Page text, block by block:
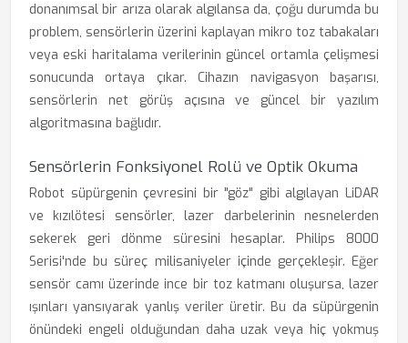
donanımsal bir arıza olarak algılansa da, çoğu durumda bu
problem, sensörlerin üzerini kaplayan mikro toz tabakaları
veya eski haritalama verilerinin güncel ortamla çelişmesi
sonucunda ortaya çıkar. Cihazın navigasyon başarısı,
sensörlerin net görüş açısına ve güncel bir yazılım
algoritmasına bağlıdır.
Sensörlerin Fonksiyonel Rolü ve Optik Okuma
Robot süpürgenin çevresini bir "göz" gibi algılayan LiDAR
ve kızılötesi sensörler, lazer darbelerinin nesnelerden
sekerek geri dönme süresini hesaplar. Philips 8000
Serisi'nde bu süreç milisaniyeler içinde gerçekleşir. Eğer
sensör camı üzerinde ince bir toz katmanı oluşursa, lazer
ışınları yansıyarak yanlış veriler üretir. Bu da süpürgenin
önündeki engeli olduğundan daha uzak veya hiç yokmuş